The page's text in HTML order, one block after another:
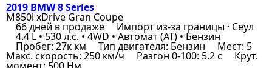
2019 BMW 8 Series
M850i xDrive Gran Coupe
66 дней в продаже Импорт из-за границы · Сеул
4.4 L • 530 л.с. • 4WD • Автомат (AT) • Бензин
Пробег: 27к км Тип двигателя: Бензин Мест: 5
Макс. скорость: 250 км/ч Разгон 0-100: 5.2 с Крут.